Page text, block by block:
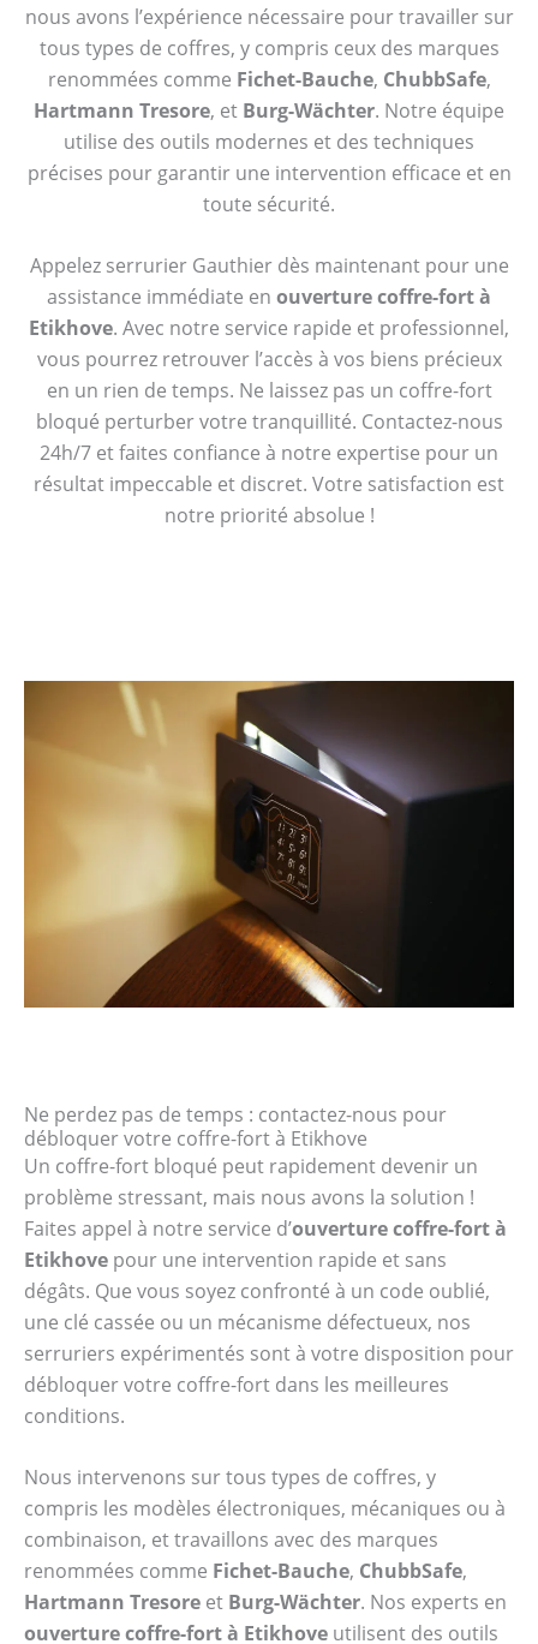
nous avons l’expérience nécessaire pour travailler sur
tous types de coffres, y compris ceux des marques
renommées comme Fichet-Bauche, ChubbSafe,
Hartmann Tresore, et Burg-Wächter. Notre équipe
utilise des outils modernes et des techniques
précises pour garantir une intervention efficace et en
toute sécurité.
Appelez serrurier Gauthier dès maintenant pour une
assistance immédiate en ouverture coffre-fort à
Etikhove. Avec notre service rapide et professionnel,
vous pourrez retrouver l’accès à vos biens précieux
en un rien de temps. Ne laissez pas un coffre-fort
bloqué perturber votre tranquillité. Contactez-nous
24h/7 et faites confiance à notre expertise pour un
résultat impeccable et discret. Votre satisfaction est
notre priorité absolue !
Ne perdez pas de temps : contactez-nous pour
débloquer votre coffre-fort à Etikhove
Un coffre-fort bloqué peut rapidement devenir un
problème stressant, mais nous avons la solution !
Faites appel à notre service d’ouverture coffre-fort à
Etikhove pour une intervention rapide et sans
dégâts. Que vous soyez confronté à un code oublié,
une clé cassée ou un mécanisme défectueux, nos
serruriers expérimentés sont à votre disposition pour
débloquer votre coffre-fort dans les meilleures
conditions.
Nous intervenons sur tous types de coffres, y
compris les modèles électroniques, mécaniques ou à
combinaison, et travaillons avec des marques
renommées comme Fichet-Bauche, ChubbSafe,
Hartmann Tresore et Burg-Wächter. Nos experts en
ouverture coffre-fort à Etikhove utilisent des outils